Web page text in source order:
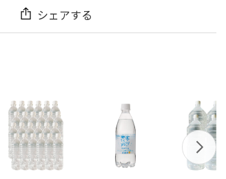
シェアする